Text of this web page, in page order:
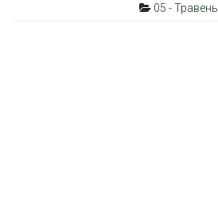
05 - Травень